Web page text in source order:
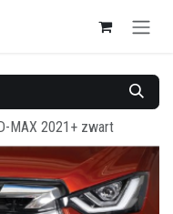
MAX 2021+ zwart